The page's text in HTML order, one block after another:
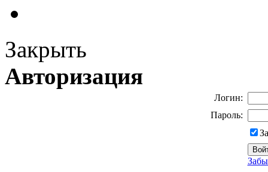
Закрыть
Авторизация
Логин:
Пароль: